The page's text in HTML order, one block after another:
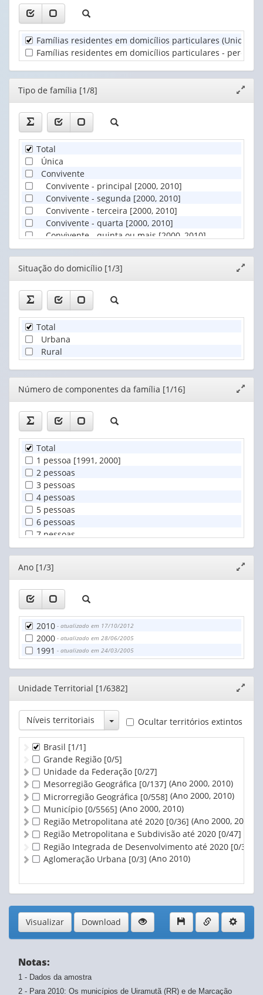
Unidade
Territorial
(1)
de
componentes
da
família
(1)
Famílias residentes em domicílios particulares
Famílias residentes em domicílios particulares -
Editor
janela
Tipo de família [1/8]
Total
Única
Convivente
Convivente - principal [2000, 2010]
Convivente - segunda [2000, 2010]
Convivente - terceira [2000, 2010]
Convivente - quarta [2000, 2010]
Convivente - quinta ou mais [2000, 2010]
Editor
janela
Situação do domicílio [1/3]
Total
Urbana
Rural
Editor
janela
Número de componentes da família [1/16]
Total
1 pessoa [1991, 2000]
2 pessoas
3 pessoas
4 pessoas
5 pessoas
6 pessoas
7 pessoas
8 pessoas
9 pessoas
10 pessoas
11 pessoas
12 pessoas
13 pessoas
14 pessoas
15 pessoas ou mais
Editor
janela
Ano [1/3]
2010 - atualizado em 17/10/2012
2000 - atualizado em 28/06/2005
1991 - atualizado em 24/03/2005
Editor
janela
Unidade Territorial [1/6382]
Níveis territoriais Toggle Dropdown
Ocultar territórios extintos
Brasil [1/1]
Grande Região [0/5]
Unidade da Federação [0/27]
Mesorregião Geográfica [0/137] (Ano 2000, 2010)
Microrregião Geográfica [0/558] (Ano 2000, 2010)
Município [0/5565] (Ano 2000, 2010)
Região Metropolitana até 2020 [0/36] (Ano 2000, 2010)
Região Metropolitana e Subdivisão até 2020 [0/47]
Região Integrada de Desenvolvimento até 2020 [0/3]
Aglomeração Urbana [0/3] (Ano 2010)
Visualizar Download
Notas:
1 - Dados da amostra
2 - Para 2010: Os municípios de Uiramutã (RR) e de Marcação